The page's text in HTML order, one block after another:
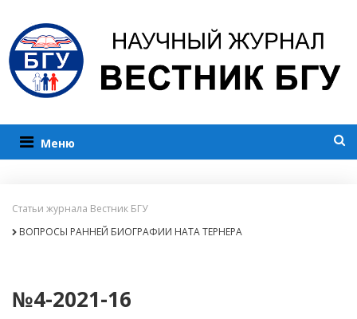
Меню
Статьи журнала Вестник БГУ
ВОПРОСЫ РАННЕЙ БИОГРАФИИ НАТА ТЕРНЕРА
№4-2021-16